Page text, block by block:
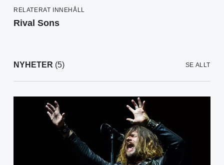
RELATERAT INNEHÅLL
Rival Sons
NYHETER (5) SE ALLT